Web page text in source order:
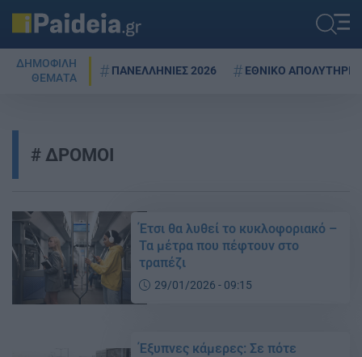
ΔΗΜΟΦΙΛΗ
ΘΕΜΑΤΑ
ΠΑΝΕΛΛΗΝΙΕΣ 2026 ΕΘΝΙΚΟ ΑΠΟΛΥΤΗΡΙΟ
ΔΡΟΜΟΙ
Έτσι θα λυθεί το κυκλοφοριακό –
Τα μέτρα που πέφτουν στο
τραπέζι
29/01/2026 - 09:15
Έξυπνες κάμερες: Σε πότε